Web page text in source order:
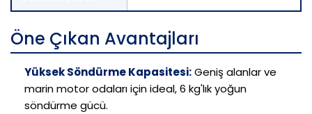
Öne Çıkan Avantajları
Yüksek Söndürme Kapasitesi:Geniş alanlar ve
marin motor odaları için ideal, 6 kg'lık yoğun
söndürme gücü.